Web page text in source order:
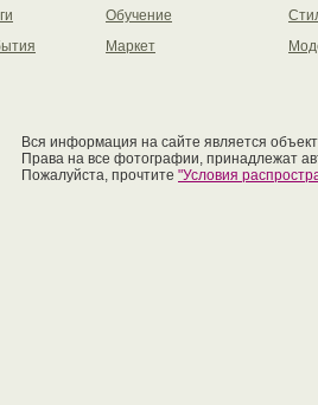
Обучение
Маркет
Вся информация на сайте является
Права на все фотографии, принадлежат
Пожалуйста, прочтите "Условия